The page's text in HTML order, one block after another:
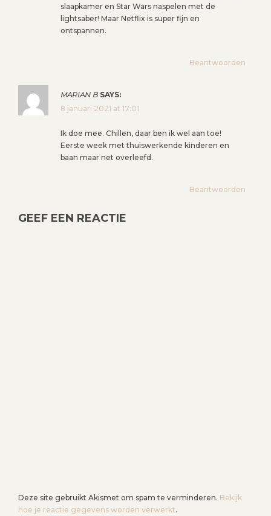
slaapkamer en Star Wars naspelen met de
lightsaber! Maar Netflix is super fijn en
ontspannen.
Beantwoorden
MARIAN B SAYS:
8 januari 2021 at 17:01
Ik doe mee. Chillen, daar ben ik wel aan toe!
Eerste week met thuiswerkende kinderen en
baan maar net overleefd.
Beantwoorden
GEEF EEN REACTIE
Deze site gebruikt Akismet om spam te verminderen. Bekijk
hoe je reactie gegevens worden verwerkt.